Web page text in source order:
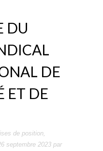
DU
DE
ET DE
de position,
septembre 2023 par